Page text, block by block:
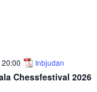
20:00 Inbjudan
Chessfestival 2026